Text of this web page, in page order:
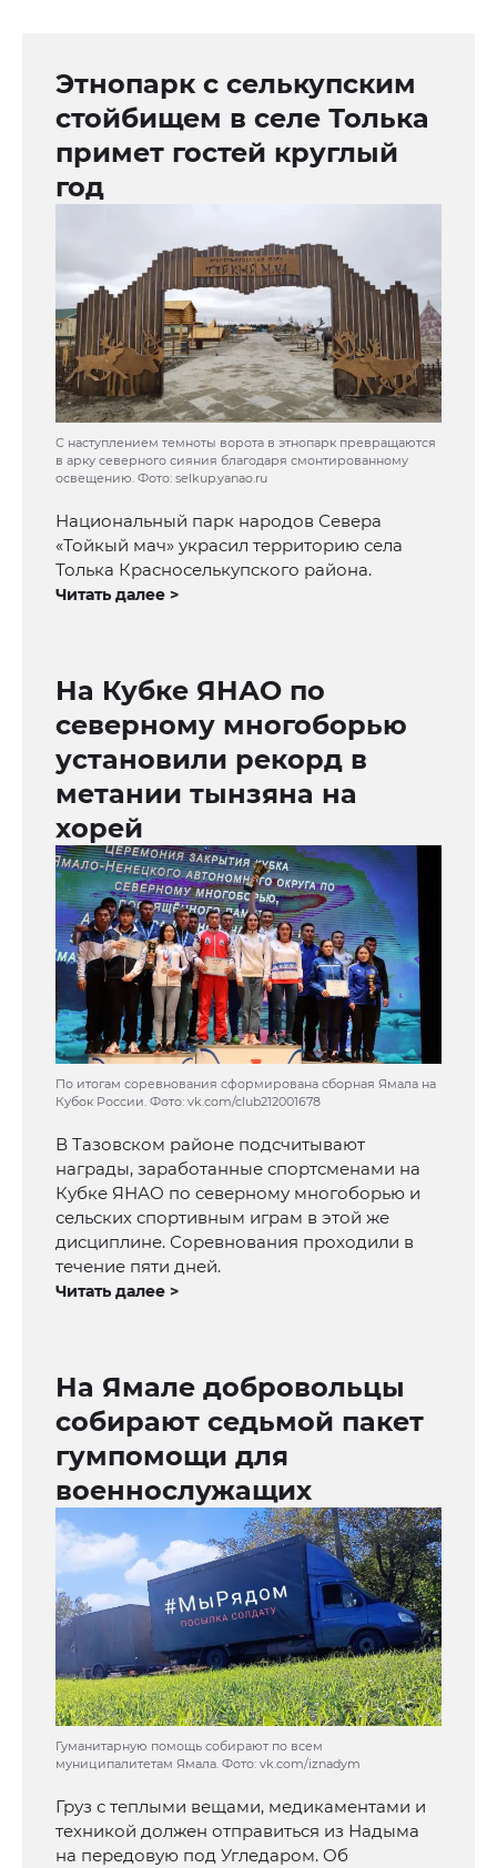
Этнопарк с селькупским
стойбищем в селе Толька
примет гостей круглый
год
С наступлением темноты ворота в этнопарк превращаются
в арку северного сияния благодаря смонтированному
освещению. Фото: selkup.yanao.ru
Национальный парк народов Севера
«Тойкый мач» украсил территорию села
Толька Красноселькупского района.
Читать далее >
На Кубке ЯНАО по
северному многоборью
установили рекорд в
метании тынзяна на
хорей
По итогам соревнования сформирована сборная Ямала на
Кубок России. Фото: vk.com/club212001678
В Тазовском районе подсчитывают
награды, заработанные спортсменами на
Кубке ЯНАО по северному многоборью и
сельских спортивным играм в этой же
дисциплине. Соревнования проходили в
течение пяти дней.
Читать далее >
На Ямале добровольцы
собирают седьмой пакет
гумпомощи для
военнослужащих
Гуманитарную помощь собирают по всем
муниципалитетам Ямала. Фото: vk.com/iznadym
Груз с теплыми вещами, медикаментами и
техникой должен отправиться из Надыма
на передовую под Угледаром. Об